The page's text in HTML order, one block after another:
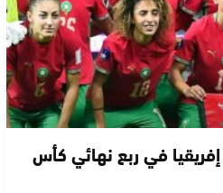
في ربع نهائي كأس